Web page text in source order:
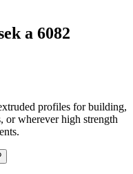
a 6082
profiles for building,
or wherever high strength